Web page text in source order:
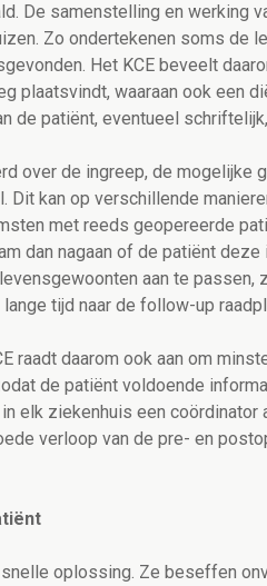
De samenstelling en werking
Zo ondertekenen soms de
Het KCE beveelt
plaatsvindt, waaraan ook een
de patiënt, eventueel
over de ingreep, de mogelijke
kan op verschillende
met reeds geopereerde
dan nagaan of de patiënt
aan te passen,
tijd naar de follow-up
raadt daarom ook aan om
de patiënt voldoende
elk ziekenhuis een coördinator
verloop van de pre- en
oplossing. Ze beseffen